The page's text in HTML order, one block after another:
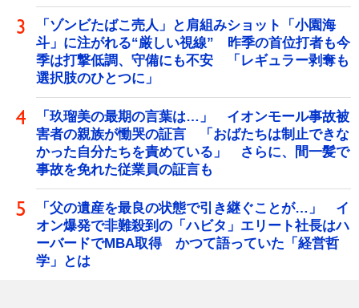
「ゾンビたばこ売人」と肩組みショット「小園海
斗」に注がれる“厳しい視線” 昨季の首位打者も今
季は打撃低調、守備にも不安 「レギュラー剥奪も
選択肢のひとつに」
「玖瑠美の最期の言葉は…」 イオンモール事故被
害者の親族が慟哭の証言 「おばたちは制止できな
かった自分たちを責めている」 さらに、間一髪で
事故を免れた従業員の証言も
「父の遺産を最良の状態で引き継ぐことが…」 イ
オン爆発で非難殺到の「ハビタ」エリート社長はハ
ーバードでMBA取得 かつて語っていた「経営哲
学」とは